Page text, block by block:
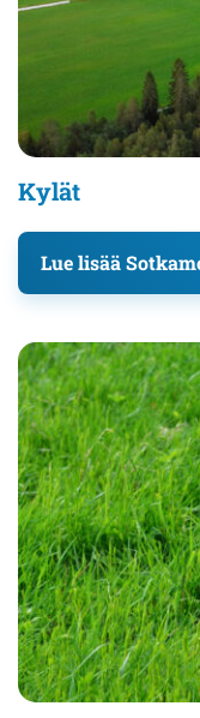
Kylät
Lue lisää